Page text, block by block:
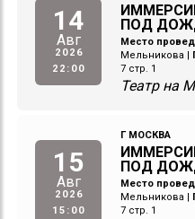
14
Авг
2026
22:00
ПОД
Место
Мельникова |
7 стр. 1
Театр на
15
Авг
2026
15:00
Г МОСКВА
ПОД
Место
Мельникова |
7 стр. 1